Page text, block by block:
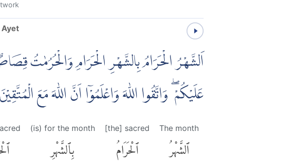
Ayet
اَلشَّهْرُ الْحَرَامُ بِالشَّهْرِ الْحَرَامِ وَالْحُرُمٰتُ
عَلَيْكُمْ ۖ وَاتَّقُوا اللّٰهَ وَاعْلَمُوْٓا اَنَّ اللّٰهَ مَعَ الْمُتَّقِيْنَ
The month
ٱلشَّهْرُ
[the] sacred
ٱلْحَرَامُ
(is) for the month
بِٱلشَّهْرِ